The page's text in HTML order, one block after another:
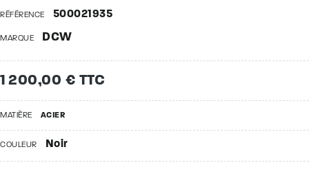
RÉFÉRENCE 500021935
MARQUE DCW
1 200,00 € TTC
MATIÈRE ACIER
COULEUR Noir